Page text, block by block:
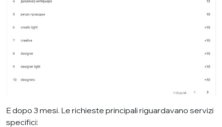
E dopo 3 mesi. Le richieste principali riguardavano servizi
specifici: